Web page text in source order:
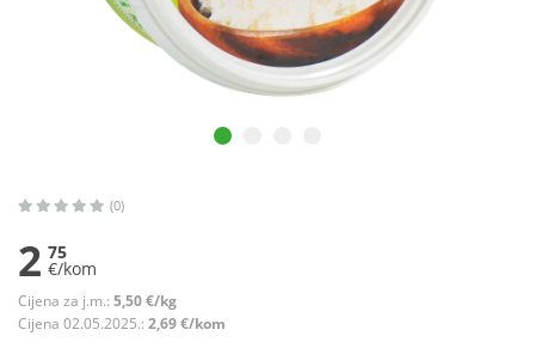
(0)
2 75
€/kom
Cijena za j.m.: 5,50 €/kg
Cijena 02.05.2025.: 2,69 €/kom